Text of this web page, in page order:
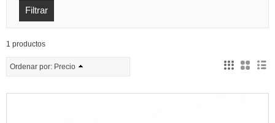
1 productos
Ordenar por: Precio